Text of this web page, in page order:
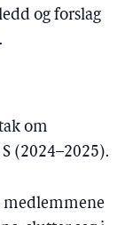
og forslag
om
(2024–2025).
medlemmene